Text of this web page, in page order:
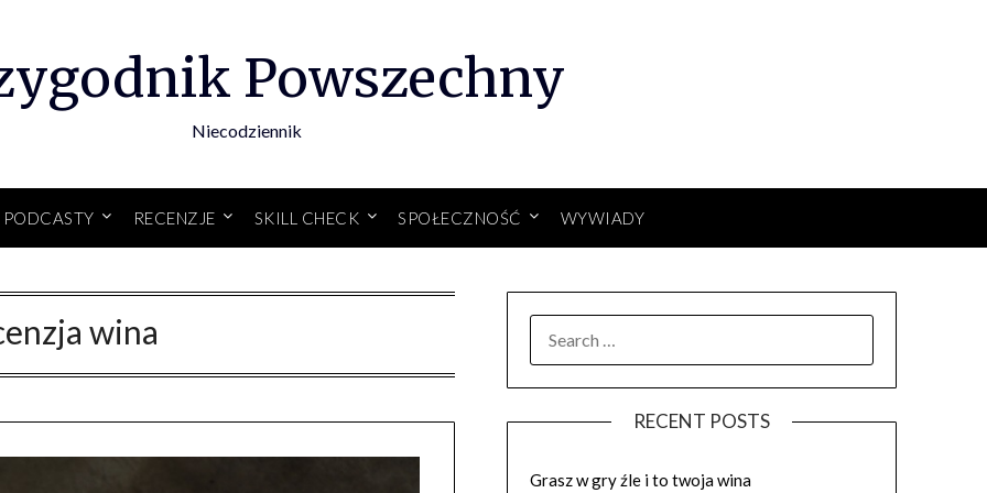
Powszechny
Niecodziennik
PODCASTY RECENZJE SKILL CHECK SPOŁECZNOŚĆ WYWIADY
wina
FOR:
RECENT POSTS
Grasz w gry źle i to twoja wina